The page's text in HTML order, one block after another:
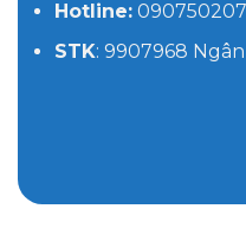
Hotline:
STK: 9907968